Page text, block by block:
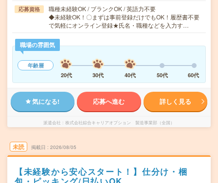
応募資格
職種未経験OK / ブランクOK / 英語力不要
◆未経験OK！〇まずは事前登録だけでもOK！履歴書不要
で気軽にオンライン登録★氏名・職種などを入力す…
職場の雰囲気
年齢層
20代
30代 40代 50代 60代
気になる! 応募へ進む 詳しく見る
派遣会社 株式会社綜合キャリアオプション 製造事業部（全国）
未読 掲載日 2026/08/05
【未経験から安心スタート！】仕分け・梱